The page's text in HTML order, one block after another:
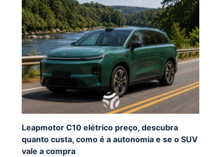
Leapmotor C10 elétrico preço, descubra
quanto custa, como é a autonomia e se o SUV
vale a compra